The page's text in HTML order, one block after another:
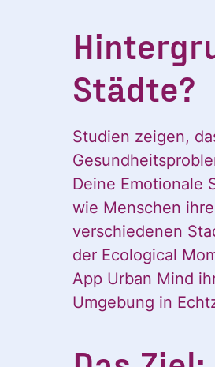
Städte?
Studien zeigen,
Deine Emotionale
wie Menschen
verschiedenen
der Ecological
App Urban Mind
Umgebung in